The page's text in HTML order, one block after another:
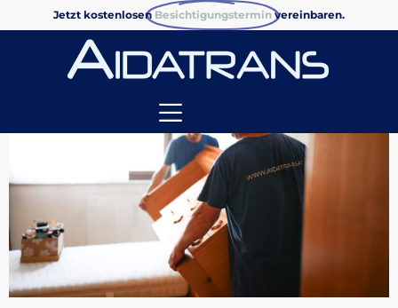
Jetzt kostenlosen Besichtigungstermin vereinbaren.